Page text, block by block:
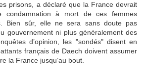
prisons, a déclaré que la France devrait
condamnation à mort de ces femmes
Bien sûr, elle ne sera sans doute pas
gouvernement ni plus généralement des
d’opinion, les "sondés" disent en
français de Daech doivent assumer
la France jusqu’au bout.